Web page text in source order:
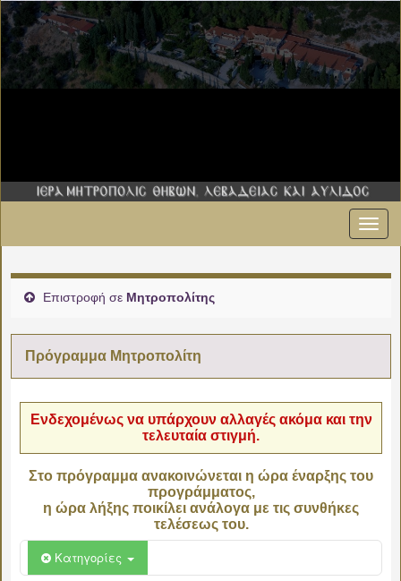
Επιστροφή σε Μητροπολίτης
Πρόγραμμα Μητροπολίτη
Ενδεχομένως να υπάρχουν αλλαγές ακόμα και την
τελευταία στιγμή.
Στο πρόγραμμα ανακοινώνεται η ώρα έναρξης του
προγράμματος,
η ώρα λήξης ποικίλει ανάλογα με τις συνθήκες
τελέσεως του.
Κατηγορίες